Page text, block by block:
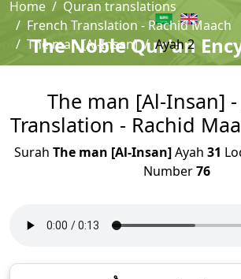
The Noble Qur'an
Home
Quran translations
French Translation - Rachid Maach
The man [Al-Insan]
Ayah 2
The man [Al-Insan] -
Translation - Rachid
Surah The man [Al-Insan]Ayah 31
Number76